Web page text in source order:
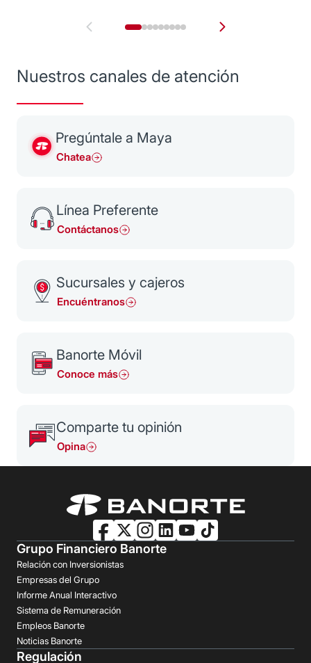
Nuestros canales de atención
Pregúntale a Maya
Chatea
Línea Preferente
Contáctanos
Sucursales y cajeros
Encuéntranos
Banorte Móvil
Conoce más
Comparte tu opinión
Opina
Grupo Financiero Banorte
Relación con Inversionistas
Empresas del Grupo
Informe Anual Interactivo
Sistema de Remuneración
Empleos Banorte
Noticias Banorte
Regulación